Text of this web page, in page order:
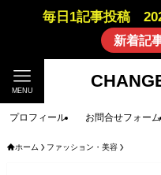
毎日1記事投稿
新着記
MENU
プロフィール お問合せフォーム
ホーム ファッション・美容